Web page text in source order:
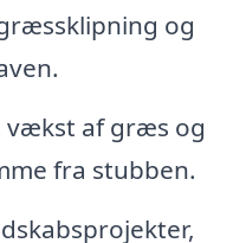
og
vækst af græs og
fra stubben.